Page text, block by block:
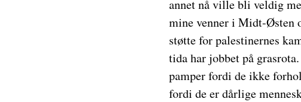
annet nå ville bli veldig
mine venner i Midt-Østen
støtte for palestinernes
tida har jobbet på
pamper fordi de ikke
fordi de er dårlige